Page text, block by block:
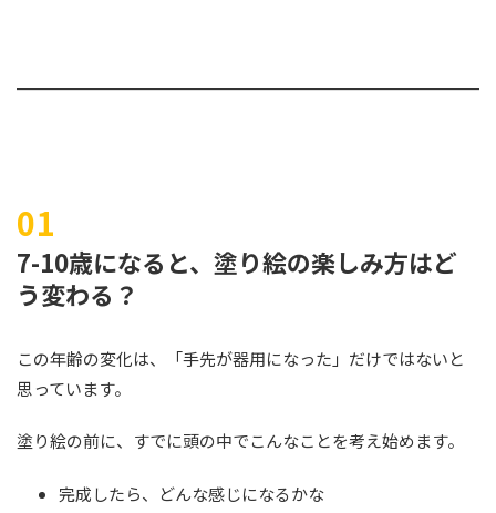
7-10歳になると、塗り絵の楽しみ方はど
う変わる？
この年齢の変化は、「手先が器用になった」だけではないと
思っています。
塗り絵の前に、すでに頭の中でこんなことを考え始めます。
完成したら、どんな感じになるかな